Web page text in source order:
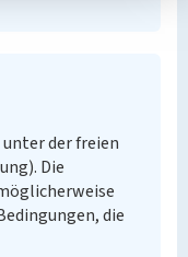
der freien
Die
die